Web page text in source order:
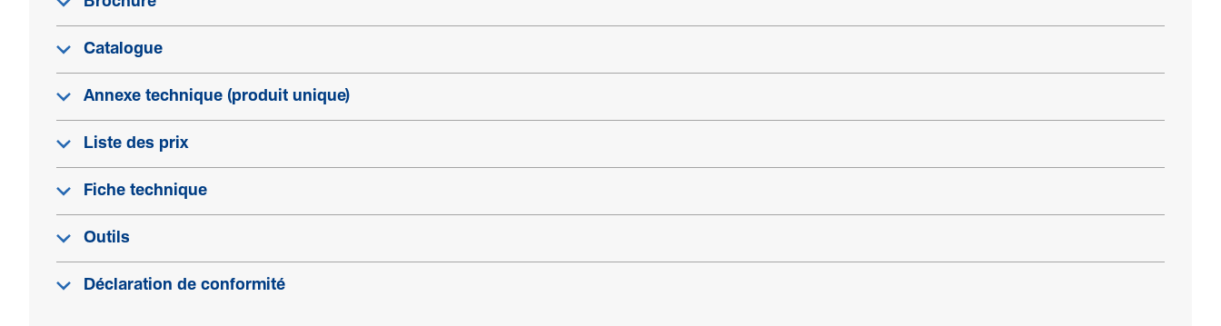
Catalogue
Annexe technique (produit unique)
Liste des prix
Fiche technique
Outils
Déclaration de conformité